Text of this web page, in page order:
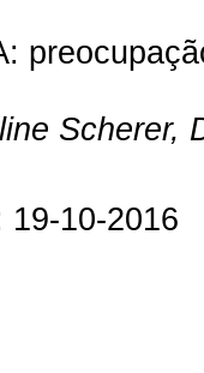
Scherer,
19-10-2016